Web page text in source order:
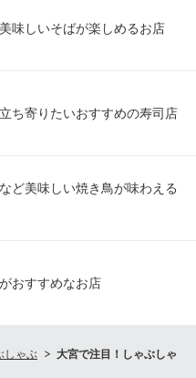
味しいそばが楽しめるお店
ち寄りたいおすすめの寿司店
ど美味しい焼き鳥が味わえる
おすすめなお店
しゃぶ
大宮で注目！しゃぶしゃ